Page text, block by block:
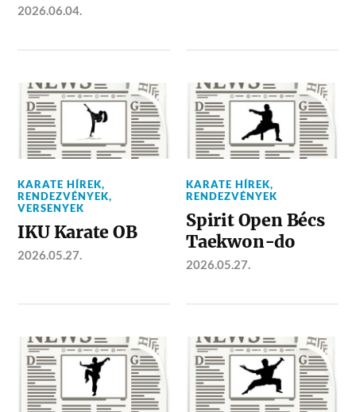
2026.06.04.
KARATE HÍREK,
RENDEZVÉNYEK,
VERSENYEK
IKU Karate OB
2026.05.27.
KARATE HÍREK,
RENDEZVÉNYEK
Spirit Open Bécs
Taekwon-do
2026.05.27.